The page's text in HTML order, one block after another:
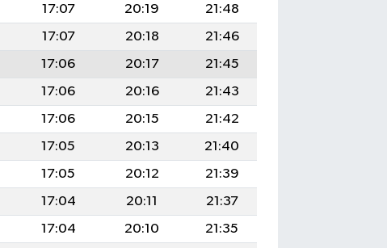
17:07 20:19
21:48
17:07 20:18
21:46
17:06 20:17
21:45
17:06 20:16
21:43
17:06 20:15
21:42
17:05 20:13
21:40
17:05 20:12
21:39
17:04 20:11
21:37
17:04 20:10
21:35